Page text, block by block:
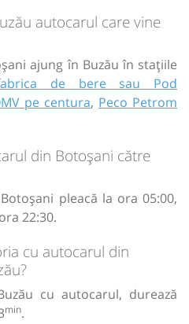
autocarul care vine
ajung în Buzău în stațiile
de bere sau Pod
pe centura, Peco Petrom
din Botoșani către
pleacă la ora 05:00,
22:30.
cu autocarul din
cu autocarul, durează
min.